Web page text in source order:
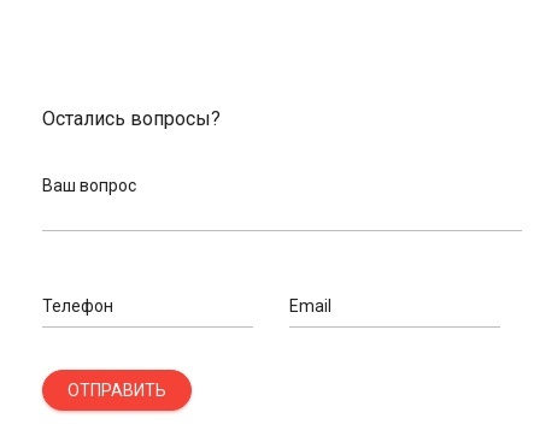
Остались вопросы?
Ваш вопрос
Телефон Email
ОТПРАВИТЬ